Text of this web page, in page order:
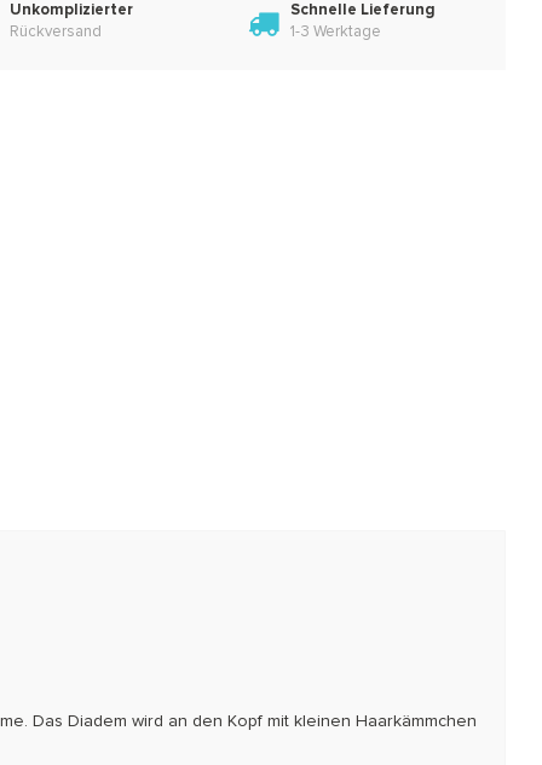
Unkomplizierter
Rückversand
Schnelle Lieferung
1-3 Werktage
Das Diadem wird an den Kopf mit kleinen Haarkämmchen